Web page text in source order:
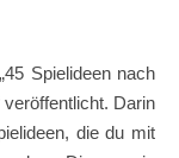
Darin
die du mit